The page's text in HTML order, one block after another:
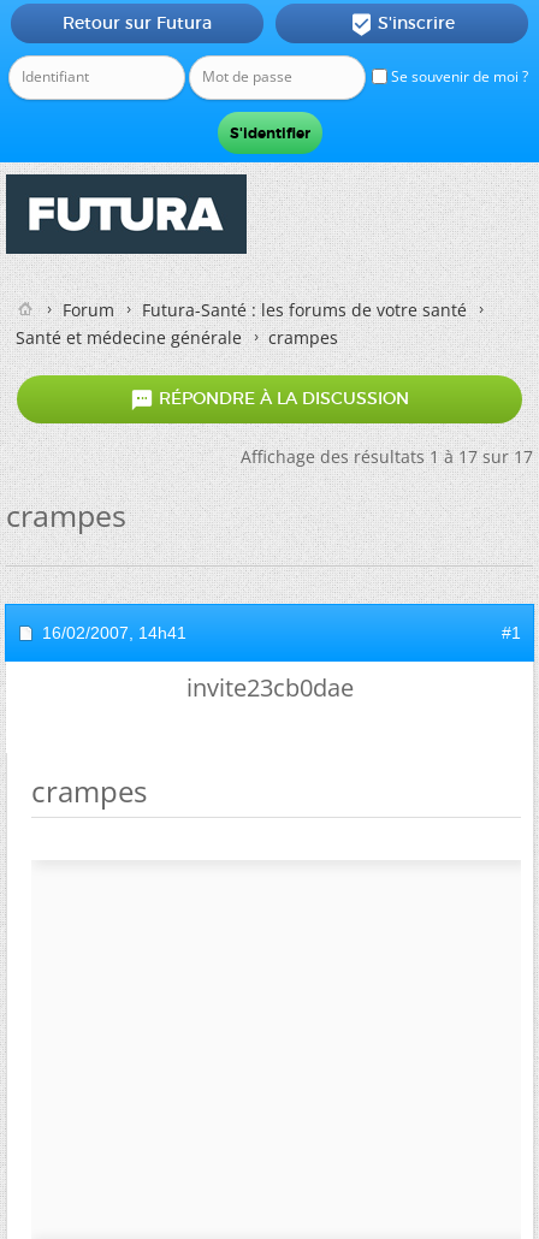
Se souvenir de moi ?
Retour sur Futura  S'inscrire
Forum
Futura-Santé : les forums de votre santé
Santé et médecine générale
crampes
 RÉPONDRE À LA DISCUSSION
Affichage des résultats 1 à 17 sur 17
crampes
16/02/2007, 14h41 #1
invite23cb0dae
crampes